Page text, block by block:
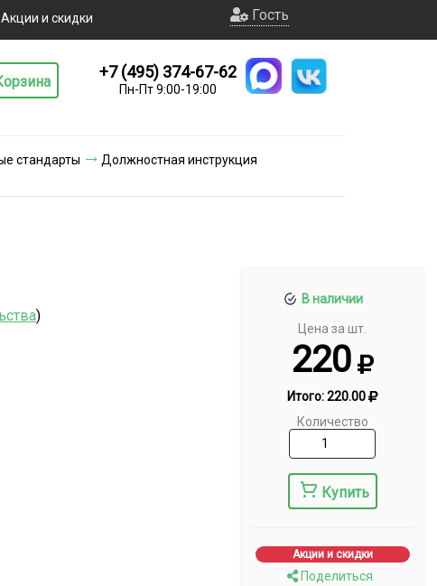
Акции и скидки Гость
+7 (495) 374-67-62
Пн-Пт 9:00-19:00
стандарты
Должностная инструкция
В наличии
Цена за шт.
220
Итого:220.00
Количество
Купить
Акции и скидки
Поделиться
)